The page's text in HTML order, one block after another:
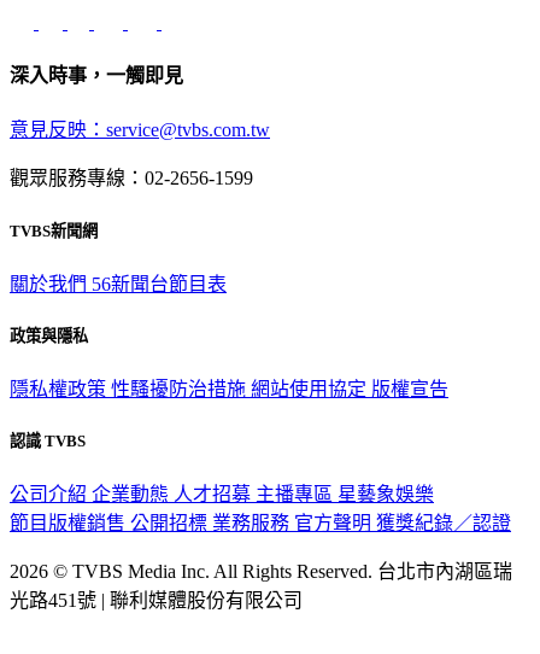
深入時事，一觸即見
意見反映：service@tvbs.com.tw
觀眾服務專線：02-2656-1599
TVBS新聞網
關於我們 56新聞台節目表
政策與隱私
隱私權政策 性騷擾防治措施 網站使用協定 版權宣告
認識 TVBS
公司介紹 企業動態 人才招募 主播專區 星藝象娛樂
節目版權銷售 公開招標 業務服務 官方聲明 獲獎紀錄／認證
2026 © TVBS Media Inc. All Rights Reserved. 台北市內湖區瑞
光路451號 | 聯利媒體股份有限公司